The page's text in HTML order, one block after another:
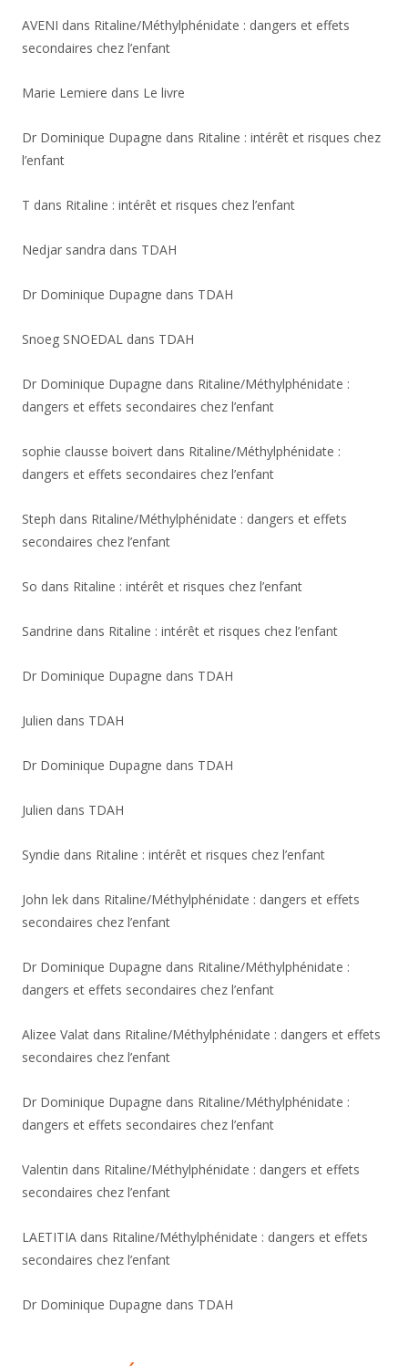
AVENI dans Ritaline/Méthylphénidate : dangers et effets
secondaires chez l’enfant
Marie Lemiere dans Le livre
Dr Dominique Dupagne dans Ritaline : intérêt et risques chez
l’enfant
T dans Ritaline : intérêt et risques chez l’enfant
Nedjar sandra dans TDAH
Dr Dominique Dupagne dans TDAH
Snoeg SNOEDAL dans TDAH
Dr Dominique Dupagne dans Ritaline/Méthylphénidate :
dangers et effets secondaires chez l’enfant
sophie clausse boivert dans Ritaline/Méthylphénidate :
dangers et effets secondaires chez l’enfant
Steph dans Ritaline/Méthylphénidate : dangers et effets
secondaires chez l’enfant
So dans Ritaline : intérêt et risques chez l’enfant
Sandrine dans Ritaline : intérêt et risques chez l’enfant
Dr Dominique Dupagne dans TDAH
Julien dans TDAH
Dr Dominique Dupagne dans TDAH
Julien dans TDAH
Syndie dans Ritaline : intérêt et risques chez l’enfant
John lek dans Ritaline/Méthylphénidate : dangers et effets
secondaires chez l’enfant
Dr Dominique Dupagne dans Ritaline/Méthylphénidate :
dangers et effets secondaires chez l’enfant
Alizee Valat dans Ritaline/Méthylphénidate : dangers et effets
secondaires chez l’enfant
Dr Dominique Dupagne dans Ritaline/Méthylphénidate :
dangers et effets secondaires chez l’enfant
Valentin dans Ritaline/Méthylphénidate : dangers et effets
secondaires chez l’enfant
LAETITIA dans Ritaline/Méthylphénidate : dangers et effets
secondaires chez l’enfant
Dr Dominique Dupagne dans TDAH